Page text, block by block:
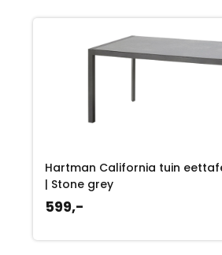
Hartman California tuin
| Stone grey
599,-